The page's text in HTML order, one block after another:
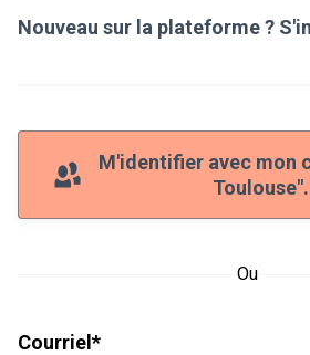
Nouveau sur la plateforme ?
M'identifier avec mon
Toulouse".
Ou
Courriel *Champ obligatoire